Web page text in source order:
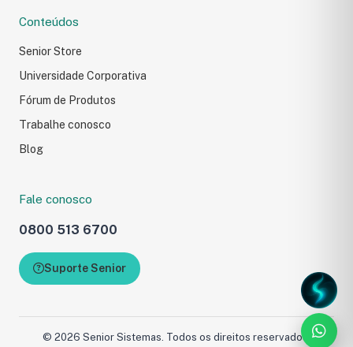
Conteúdos
Senior Store
Universidade Corporativa
Fórum de Produtos
Trabalhe conosco
Blog
Fale conosco
0800 513 6700
Suporte Senior
© 2026 Senior Sistemas. Todos os direitos reservados.